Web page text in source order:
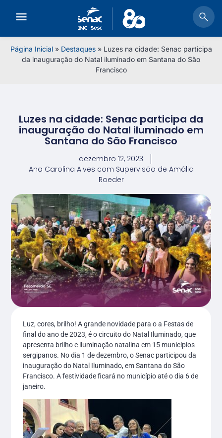
Página Inicial» Destaques» Luzes na cidade: Senac participa
da inauguração do Natal iluminado em Santana do São
Francisco
Luzes na cidade: Senac participa da
inauguração do Natal iluminado em
Santana do São Francisco
dezembro 12, 2023
Ana Carolina Alves com Supervisão de Amália
Roeder
Luz, cores, brilho! A grande novidade para o a Festas de
final do ano de 2023, é o circuito do Natal Iluminado, que
apresenta brilho e iluminação natalina em 15 municípios
sergipanos. No dia 1 de dezembro, o Senac participou da
inauguração do Natal Iluminado, em Santana do São
Francisco. A festividade ficará no município até o dia 6 de
janeiro.